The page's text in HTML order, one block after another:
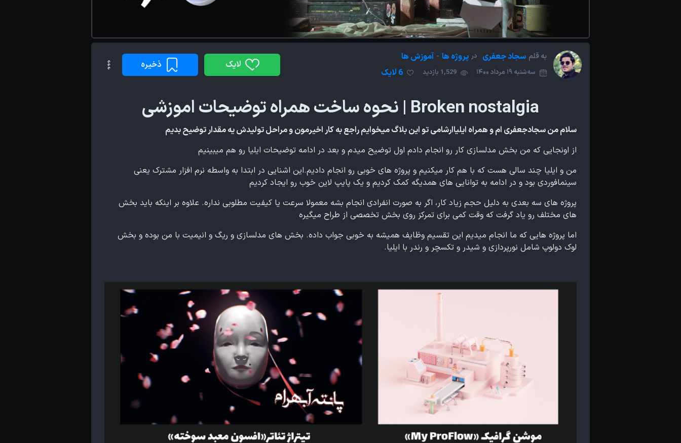
به قلم سجاد جعفری در پروژه ها - آموزش ها
سه‌شنبه 19 مرداد 1400 1,529 بازدید 6 لایک
لایک ذخیره
Broken nostalgia | نحوه ساخت همراه توضیحات اموزشی
سلام من سجادجعفری ام و همراه ایلیاارشامی تو این بلاگ میخوایم راجع به کار اخیرمون و مراحل تولیدش یه مقدار توضیح بدیم
از اونجایی که من بخش مدلسازی کار رو انجام دادم اول توضیح میدم و بعد در ادامه توضیحات ایلیا رو هم میبینیم
من و ایلیا چند سالی هست که با هم کار میکنیم و پروژه های خوبی رو انجام دادیم.این اشنایی در ابتدا به واسطه نرم افزار مشترک یعنی
سینمافوردی بود و در ادامه به توانایی های همدیگه کمک کردیم و یک پایپ لاین خوب رو ایجاد کردیم
پروژه های سه بعدی به دلیل حجم زیاد کار، اگر به صورت انفرادی انجام بشه معمولا سرعت یا کیفیت مطلوبی نداره. علاوه بر اینکه باید بخش
های مختلف رو یاد گرفت که وقت کمی برای تمرکز روی بخش تخصصی از طراح میگیره
اما پروژه هایی که ما انجام میدیم این تقسیم وظایف همیشه به خوبی جواب داده. بخش های مدلسازی و ریگ و انیمیت با من بوده و بخش
لوک دولوپ شامل نورپردازی و شیدر و تکسچر و رندر با ایلیا.